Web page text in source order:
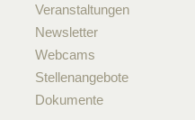
Veranstaltungen
Newsletter
Webcams
Stellenangebote
Dokumente